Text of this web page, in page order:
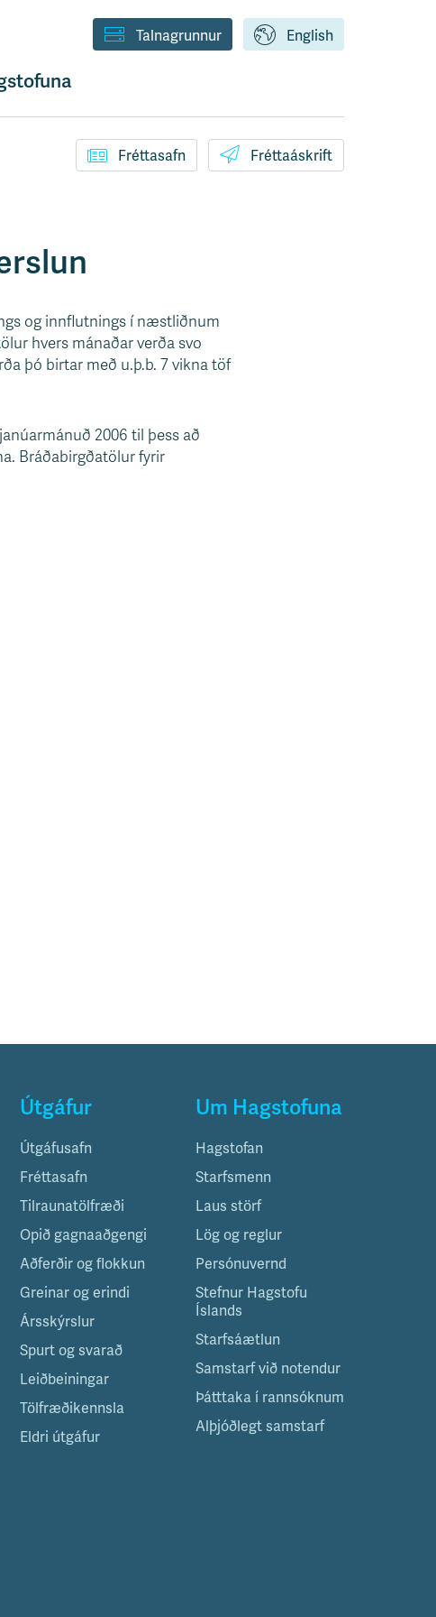
English
Talnagrunnur
Fréttasafn Fréttaáskrift
og innflutnings í næstliðnum
hvers mánaðar verða svo
þó birtar með u.þ.b. 7 vikna töf
2006 til þess að
Bráðabirgðatölur fyrir
Útgáfur
Útgáfusafn
Fréttasafn
Tilraunatölfræði
Opið gagnaaðgengi
Aðferðir og flokkun
Greinar og erindi
Ársskýrslur
Spurt og svarað
Leiðbeiningar
Tölfræðikennsla
Eldri útgáfur
Um Hagstofuna
Hagstofan
Starfsmenn
Laus störf
Lög og reglur
Persónuvernd
Stefnur Hagstofu
Íslands
Starfsáætlun
Samstarf við notendur
Þátttaka í rannsóknum
Alþjóðlegt samstarf